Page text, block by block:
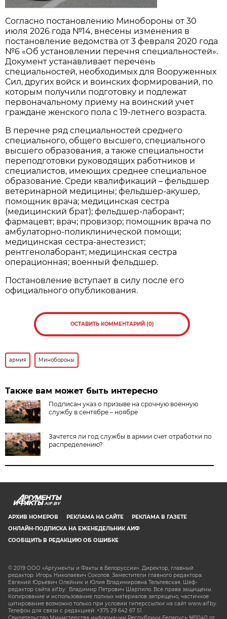
Согласно постановлению Минобороны от 30
июля 2026 года №14, внесены изменения в
постановление ведомства от 3 февраля 2020 года
№6 «Об установлении перечня специальностей».
Документ устанавливает перечень
специальностей, необходимых для Вооруженных
Сил, других войск и воинских формирований, по
которым получили подготовку и подлежат
первоначальному приему на воинский учет
граждане женского пола с 19-летнего возраста.
В перечне ряд специальностей среднего
специального, общего высшего, специального
высшего образования, а также специальности
переподготовки руководящих работников и
специалистов, имеющих среднее специальное
образование. Среди квалификаций – фельдшер
ветеринарной медицины; фельдшер-акушер,
помощник врача; медицинская сестра
(медицинский брат); фельдшер-лаборант;
фармацевт; врач; провизор; помощник врача по
амбулаторно-поликлинической помощи;
медицинская сестра-анестезист;
рентгенолаборант; медицинская сестра
операционная; военный фельдшер.
Постановление вступает в силу после его
официального опубликования.
ОСТАВИТЬ КОММЕНТАРИЙ (0)
армия Минобороны
Также вам может быть интересно
Подписан указ о призыве на срочную военную
службу в сентябре – ноябре
Зачтется ли год службы в армии счет отработки по
распределению?
AIF.BY
АРХИВ НОМЕРОВ РЕКЛАМА НА САЙТЕ
РЕКЛАМА В ГАЗЕТЕ
ОНЛАЙН-ПОДПИСКА НА ЕЖЕНЕДЕЛЬНИК АИФ
СООБЩИТЬ В РЕДАКЦИЮ ОБ ОШИБКЕ
© 2019 ООО «Аргументы и Факты в Белоруссии». Директор, главный
редактор: Игорь Николаевич Соколов. Заместители главного редактора:
Евгений Юрьевич Олейник и Юлия Владимировна Тельтевская. Шеф-
редактор сайта aif.by: Владимир Петрович Шарпило. Все права защищены.
Копирование и использование полных материалов запрещено, частичное
цитирование возможно только при условии гиперссылки на сайт www.aif.by.
Телефон для связи с редакцией: +375 29 642 67 51.
Свидетельство Министерства информации Республики Беларусь №1040 от